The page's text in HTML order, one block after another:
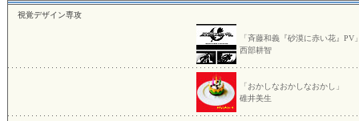
視覚デザイン専攻
「斉藤和義『砂漠に赤い花』PV
西部耕智
「おかしなおかしなおかし」
碓井美生